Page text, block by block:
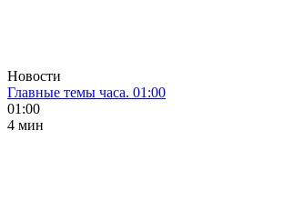
Новости
Главные темы часа. 01:00
01:00
4 мин